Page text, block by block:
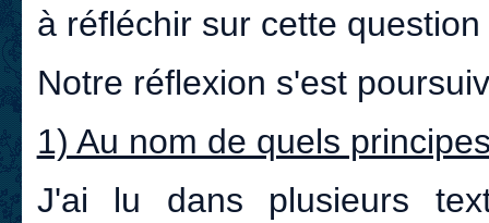
à réfléchir sur cette
Notre réflexion s'est
1) Au nom de quels
J'ai lu dans plusieurs